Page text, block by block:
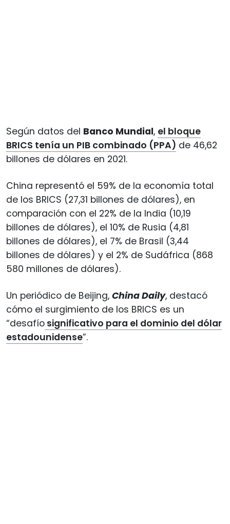
Según datos del Banco Mundial, el bloque
BRICS tenía un PIB combinado (PPA) de 46,62
billones de dólares en 2021.
China representó el 59% de la economía total
de los BRICS (27,31 billones de dólares), en
comparación con el 22% de la India (10,19
billones de dólares), el 10% de Rusia (4,81
billones de dólares), el 7% de Brasil (3,44
billones de dólares) y el 2% de Sudáfrica (868
580 millones de dólares).
Un periódico de Beijing, China Daily, destacó
cómo el surgimiento de los BRICS es un
“desafío significativo para el dominio del dólar
estadounidense”.